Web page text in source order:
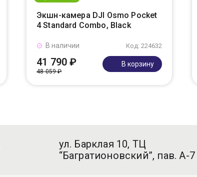
Экшн-камера DJI Osmo Pocket
4 Standard Combo, Black
Код: 224632
В наличии
41 790 ₽
48 059 ₽
В корзину
ул. Барклая 10, ТЦ
“Багратионовский”, пав. А-7